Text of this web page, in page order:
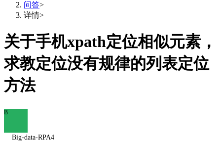
问答>
详情>
关于手机xpath定位相似元素，
求教定位没有规律的列表定位
方法
B
Big-data-RPA4